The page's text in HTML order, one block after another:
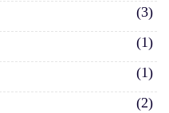
(3)
(1)
(1)
(2)